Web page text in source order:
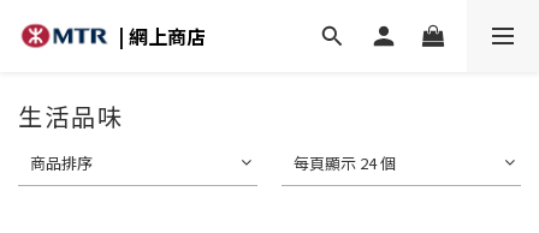
| 網上商店
生活品味
商品排序 每頁顯示 24 個